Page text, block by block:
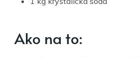
Ako na to: